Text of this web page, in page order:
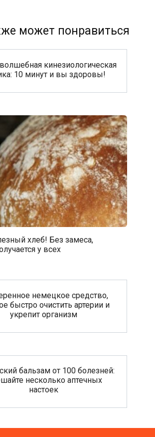
может понравиться
кинезиологическая
10 минут и вы здоровы!
хлеб! Без замеса,
у всех
немецкое средство,
быстро очистить артерии и
укрепит организм
бальзам от 100 болезней:
несколько аптечных
настоек